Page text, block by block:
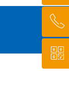
回到顶部
ꂅ
18576756881
ꀥ